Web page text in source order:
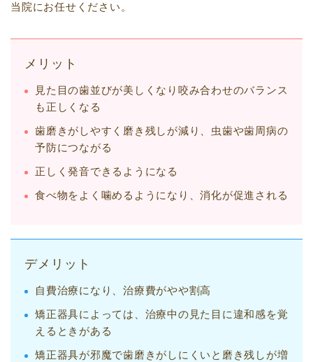
当院にお任せください。
メリット
見た目の歯並びが美しくなり咬み合わせのバランス
も正しくなる
歯磨きがしやすく磨き残しが減り、虫歯や歯周病の
予防につながる
正しく発音できるようになる
食べ物をよく噛めるようになり、消化が促進される
デメリット
自費治療になり、治療費がやや割高
矯正器具によっては、治療中の見た目に違和感を覚
えるときがある
矯正器具が邪魔で歯磨きがしにくいと磨き残しが増